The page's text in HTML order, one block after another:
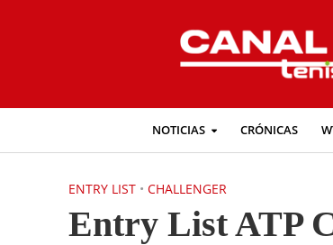
NOTICIAS CRÓNICAS
ENTRY LIST • CHALLENGER
Entry List ATP